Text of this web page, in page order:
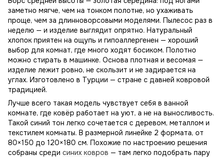
заметно мягче, чем на тонком полотне, но ухаживать
проще, чем за длинноворсовыми моделями. Пылесос раз в
неделю — и изделие выглядит опрятно. Натуральный
хлопок приятен на ощупь и гипоаллергенен — хороший
выбор для комнат, где много ходят босиком. Полотно
можно стирать в машинке. Основа плотная и весомая —
изделие лежит ровно, не скользит и не задирается на
углах. Изготовлено в Турции — стране с давней ковровой
традицией.
Лучше всего такая модель чувствует себя в ванной
комнате, где ковёр работает на уют, а не на выносливость.
Такой синий тон легко сочетается с деревом, металлом и
текстилем комнаты. В размерной линейке 2 формата, от
80×150 до 120×180 см. Похожие по настроению решения
собраны среди синих ковров — там легко подобрать пару